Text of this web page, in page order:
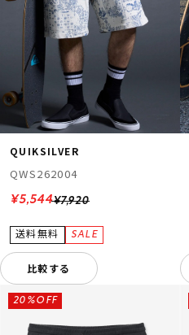
QUIKSILVER
QWS262004
¥7,920
¥5,544
比較する
20%OFF